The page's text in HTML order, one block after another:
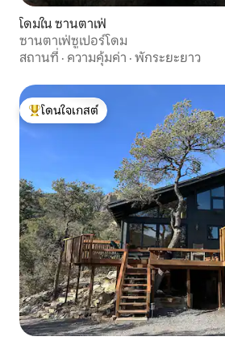
โดมใน ซานตาเฟ่
ซานตาเฟ่ซูเปอร์โดม
สถานที่ · ความคุ้มค่า · พักระยะยาว
โดนใจเกสต์ที่สุด
โดนใจเกสต์